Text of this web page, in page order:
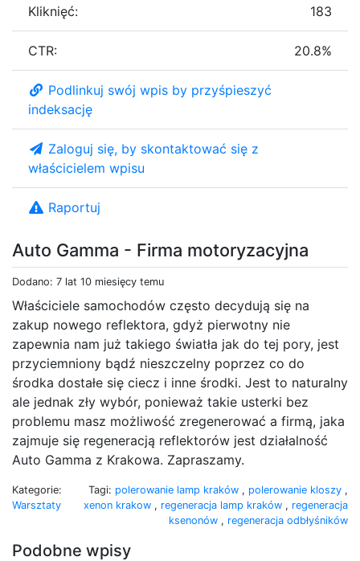
Auto Gamma - Firma motoryzacyjna
Dodano: 7 lat 10 miesięcy temu
Właściciele samochodów często decydują się na
zakup nowego reflektora, gdyż pierwotny nie
zapewnia nam już takiego światła jak do tej pory, jest
przyciemniony bądź nieszczelny poprzez co do
środka dostałe się ciecz i inne środki. Jest to naturalny
ale jednak zły wybór, ponieważ takie usterki bez
problemu masz możliwość zregenerować a firmą, jaka
zajmuje się regeneracją reflektorów jest działalność
Auto Gamma z Krakowa. Zapraszamy.
Kategorie:
Warsztaty
Tagi: polerowanie lamp kraków , polerowanie kloszy ,
xenon krakow , regeneracja lamp kraków , regeneracja
ksenonów , regeneracja odbłyśników
Podobne wpisy
Kliknięć: 183
CTR: 20.8%
Podlinkuj swój wpis by przyśpieszyć
indeksację
Zaloguj się, by skontaktować się z
właścicielem wpisu
Raportuj